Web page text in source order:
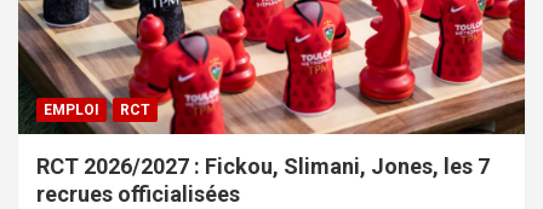
EMPLOI RCT
RCT 2026/2027 : Fickou, Slimani, Jones, les 7
recrues officialisées